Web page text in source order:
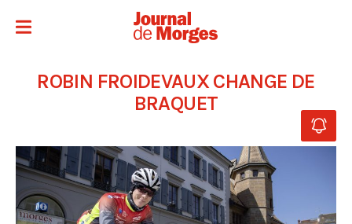
ROBIN FROIDEVAUX CHANGE DE
BRAQUET